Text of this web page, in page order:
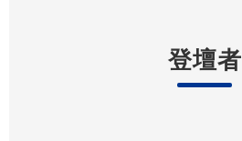
登壇者